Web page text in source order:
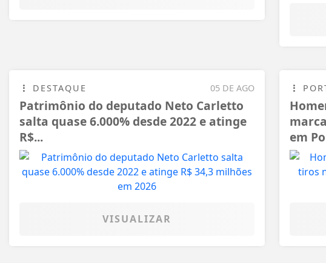
05 DE AGO
DESTAQUE
Patrimônio do deputado Neto Carletto
salta quase 6.000% desde 2022 e atinge
R$...
VISUALIZAR
em